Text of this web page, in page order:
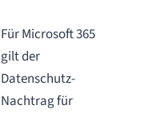
Für Microsoft 365
gilt der
Datenschutz-
Nachtrag für